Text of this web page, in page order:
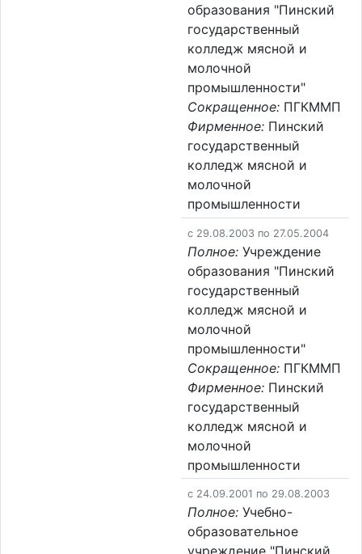
образования "Пинский
государственный
колледж мясной и
молочной
промышленности"
Сокращенное: ПГКММП
Фирменное: Пинский
государственный
колледж мясной и
молочной
промышленности
c 29.08.2003 по 27.05.2004
Полное: Учреждение
образования "Пинский
государственный
колледж мясной и
молочной
промышленности"
Сокращенное: ПГКММП
Фирменное: Пинский
государственный
колледж мясной и
молочной
промышленности
c 24.09.2001 по 29.08.2003
Полное: Учебно-
образовательное